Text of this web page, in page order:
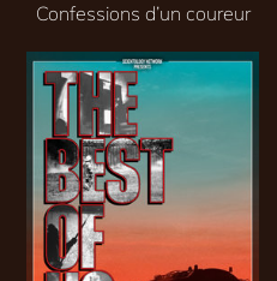
Confessions d’un coureur